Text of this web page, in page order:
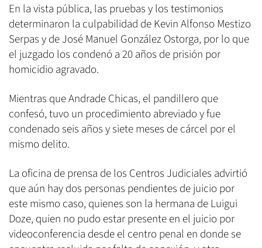
En la vista pública, las pruebas y los testimonios
determinaron la culpabilidad de Kevin Alfonso Mestizo
Serpas y de José Manuel González Ostorga, por lo que
el juzgado los condenó a 20 años de prisión por
homicidio agravado.
Mientras que Andrade Chicas, el pandillero que
confesó, tuvo un procedimiento abreviado y fue
condenado seis años y siete meses de cárcel por el
mismo delito.
La oficina de prensa de los Centros Judiciales advirtió
que aún hay dos personas pendientes de juicio por
este mismo caso, quienes son la hermana de Luigui
Doze, quien no pudo estar presente en el juicio por
videoconferencia desde el centro penal en donde se